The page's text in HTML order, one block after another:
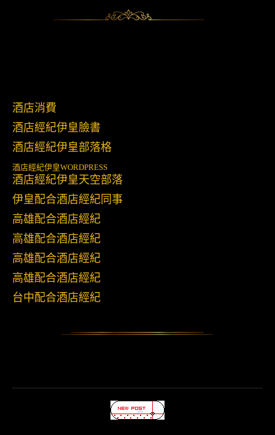
酒店消費
酒店經紀伊皇臉書
酒店經紀伊皇部落格
酒店經紀伊皇WORDPRESS
酒店經紀伊皇天空部落
伊皇配合酒店經紀同事
高雄配合酒店經紀
高雄配合酒店經紀
高雄配合酒店經紀
高雄配合酒店經紀
台中配合酒店經紀